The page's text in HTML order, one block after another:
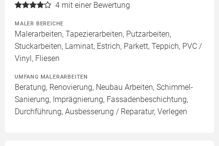
4 mit einer Bewertung
MALER BEREICHE
Malerarbeiten, Tapezierarbeiten, Putzarbeiten,
Stuckarbeiten, Laminat, Estrich, Parkett, Teppich, PVC /
Vinyl, Fliesen
UMFANG MALERARBEITEN
Beratung, Renovierung, Neubau Arbeiten, Schimmel-
Sanierung, Imprägnierung, Fassadenbeschichtung,
Durchführung, Ausbesserung / Reparatur, Verlegen